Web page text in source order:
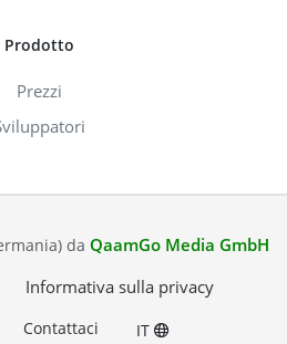
Prodotto
Prezzi
da QaamGo Media GmbH
Informativa sulla privacy
Contattaci IT